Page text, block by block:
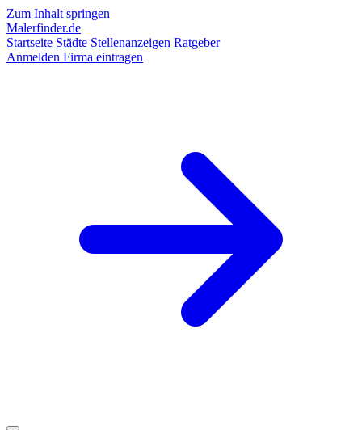
Zum Inhalt springen
Malerfinder.de
Startseite Städte Stellenanzeigen Ratgeber
Anmelden Firma eintragen